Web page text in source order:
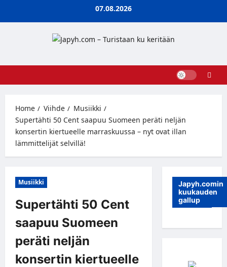
07.08.2026
Home Viihde
Musiikki
Supertähti 50 Cent saapuu Suomeen peräti neljän
konsertin kiertueelle marraskuussa – nyt ovat illan
lämmittelijät selvillä!
Musiikki
Supertähti 50 Cent
saapuu Suomeen
peräti neljän
konsertin kiertueelle
Japyh.comin
kuukauden
gallup